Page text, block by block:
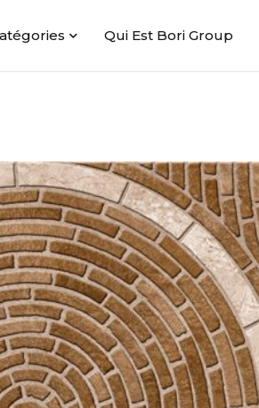
Qui Est Bori Group